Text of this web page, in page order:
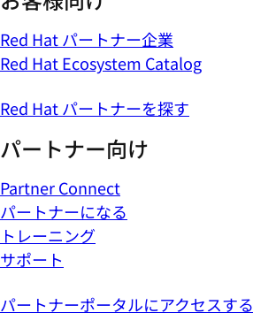
Red Hat パートナー企業
Red Hat Ecosystem Catalog
Red Hat パートナーを探す
パートナー向け
Partner Connect
パートナーになる
トレーニング
サポート
パートナーポータルにアクセスする